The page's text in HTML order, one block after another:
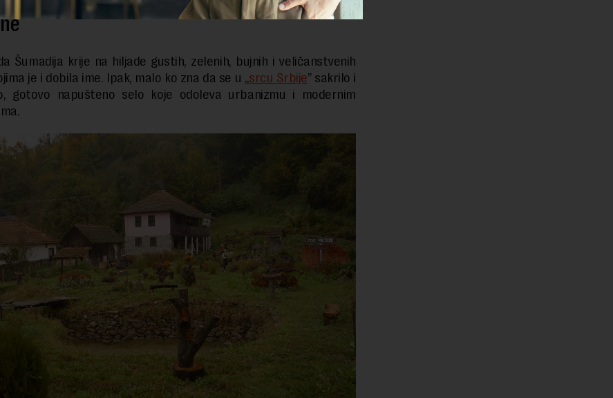
Šumadija krije na hiljade gustih, zelenih, bujnih i veličanstvenih
je i dobila ime. Ipak, malo ko zna da se u „srcu Srbije” sakrilo i
gotovo napušteno selo koje odoleva urbanizmu i modernim